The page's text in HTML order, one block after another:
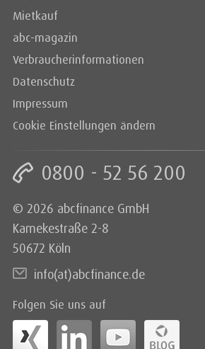
Mietkauf
abc-magazin
Verbraucherinformationen
Datenschutz
Impressum
Cookie Einstellungen ändern
0800 - 52 56 200
© 2026 abcfinance GmbH
Kamekestraße 2-8
50672 Köln
info(at)abcfinance.de
Folgen Sie uns auf